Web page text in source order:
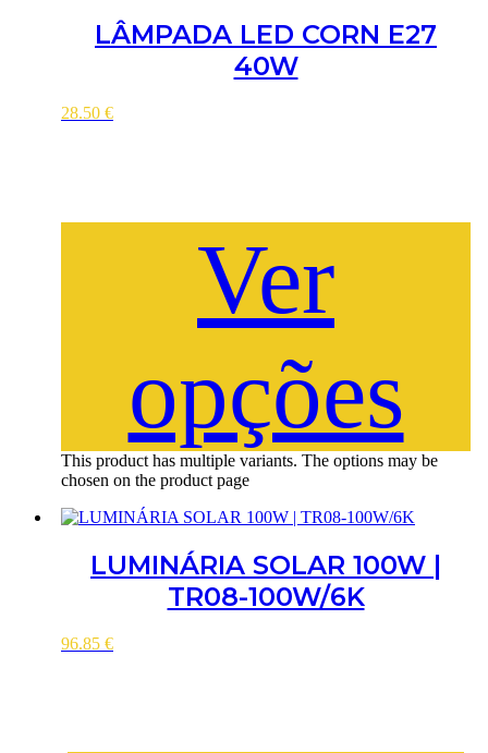
LÂMPADA LED CORN E27
40W
28.50 €
Ver
opções
This product has multiple variants. The options may be
chosen on the product page
LUMINÁRIA SOLAR 100W |
TR08-100W/6K
96.85 €